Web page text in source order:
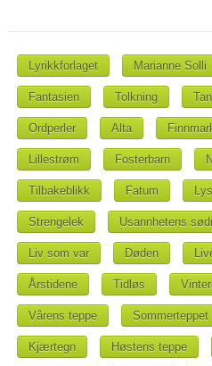
Lyrikkforlaget Marianne Solli
Fantasien Tolkning
Ordperler Alta
Lillestrøm Fosterbarn
Tilbakeblikk Fatum
Strengelek Usannhetens
Liv som var Døden
Årstidene Tidløs
Vårens teppe Sommerteppet
Kjærtegn Høstens teppe